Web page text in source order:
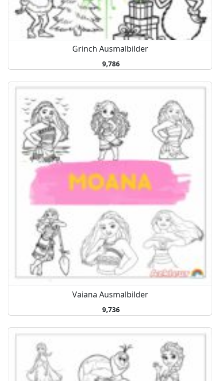
Grinch Ausmalbilder
9,786
Vaiana Ausmalbilder
9,736